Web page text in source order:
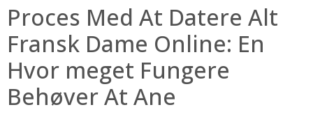
Proces Med At Datere Alt
Fransk Dame Online: En
Hvor meget Fungere
Behøver At Ane